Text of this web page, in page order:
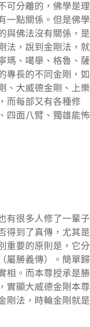
可分離的，佛學是理
一點關係。但是佛學
與佛法沒有關係，是
法，說到金剛法，就
瑪、噶舉、格魯、薩
專長的不同金剛，如
、大威德金剛、上樂
而每部又有各種修
四面八臂、獨雄能怖
有很多人修了一輩子
得到了真傳，尤其是
重要的原則是，它分
屬勝義傳）。簡單歸
相。而本尊授承是勝
實顯大威德金剛本尊
剛法，時輪金剛就是